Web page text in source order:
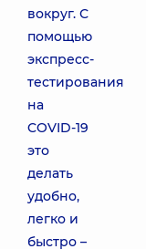
вокруг. С
помощью
экспресс-
тестирования
на
COVID-19
это
делать
удобно,
легко и
быстро –